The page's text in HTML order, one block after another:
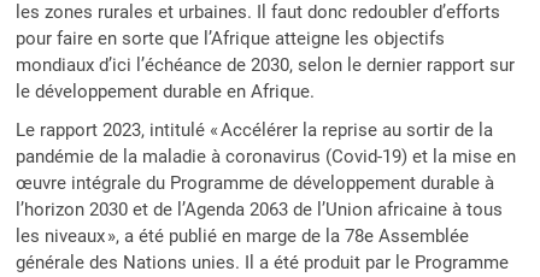
les zones rurales et urbaines. Il faut donc redoubler d’efforts
pour faire en sorte que l’Afrique atteigne les objectifs
mondiaux d’ici l’échéance de 2030, selon le dernier rapport sur
le développement durable en Afrique.
Le rapport 2023, intitulé « Accélérer la reprise au sortir de la
pandémie de la maladie à coronavirus (Covid-19) et la mise en
œuvre intégrale du Programme de développement durable à
l’horizon 2030 et de l’Agenda 2063 de l’Union africaine à tous
les niveaux », a été publié en marge de la 78e Assemblée
générale des Nations unies. Il a été produit par le Programme